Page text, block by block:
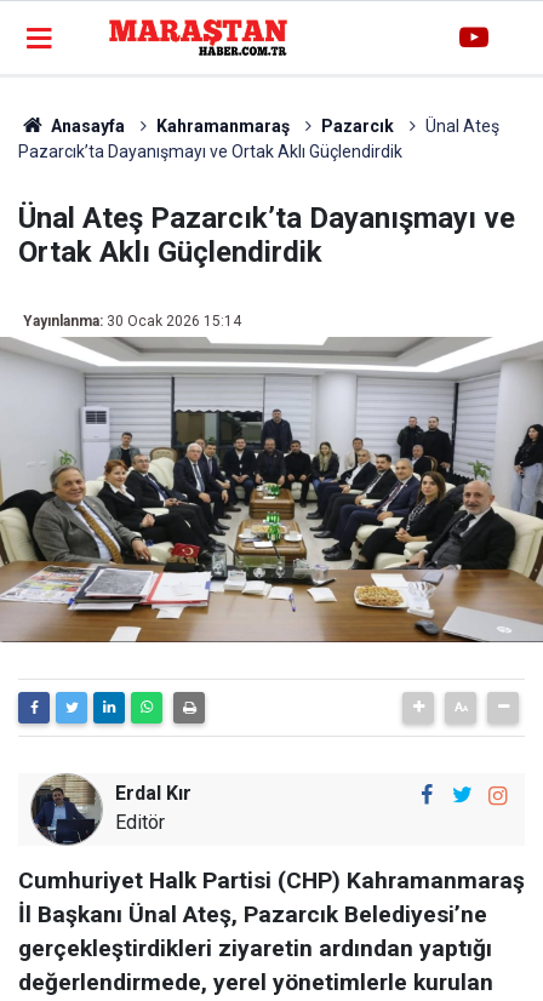
Anasayfa Kahramanmaraş Pazarcık
Ünal Ateş
Pazarcık’ta Dayanışmayı ve Ortak Aklı Güçlendirdik
Ünal Ateş Pazarcık’ta Dayanışmayı ve
Ortak Aklı Güçlendirdik
Yayınlanma: 30 Ocak 2026 15:14
Erdal Kır
Editör
Cumhuriyet Halk Partisi (CHP) Kahramanmaraş
İl Başkanı Ünal Ateş, Pazarcık Belediyesi’ne
gerçekleştirdikleri ziyaretin ardından yaptığı
değerlendirmede, yerel yönetimlerle kurulan